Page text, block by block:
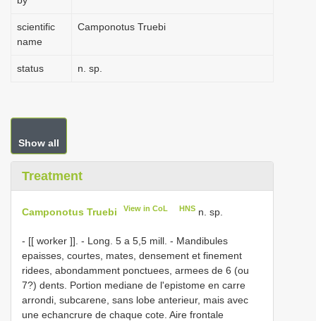
scientific
name
Camponotus Truebi
status n. sp.
Show all
Treatment
Camponotus Truebi View in CoL HNSn. sp.
- [[ worker ]]. - Long. 5 a 5,5 mill. - Mandibules
epaisses, courtes, mates, densement et finement
ridees, abondamment ponctuees, armees de 6 (ou
7?) dents. Portion mediane de l'epistome en carre
arrondi, subcarene, sans lobe anterieur, mais avec
une echancrure de chaque cote. Aire frontale